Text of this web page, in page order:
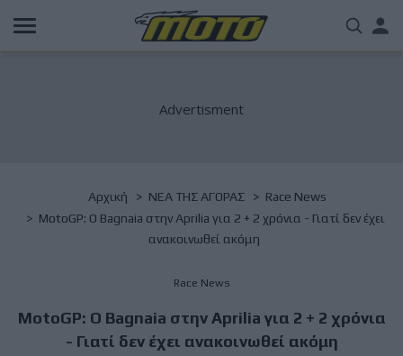
Παράκαμψη
προς
Breadcrumb
Αρχική NΕΑ ΤΗΣ ΑΓΟΡΑΣ
Race News
MotoGP: Ο Bagnaia στην Aprilia για 2 + 2 χρόνια - Γιατί δεν έχει
ανακοινωθεί ακόμη
Race News
MotoGP: Ο Bagnaia στην Aprilia για 2 + 2 χρόνια
- Γιατί δεν έχει ανακοινωθεί ακόμη